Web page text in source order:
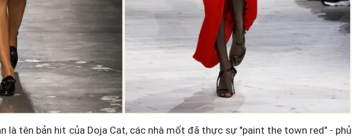
là tên bản hit của Doja Cat, các nhà mốt đã thực sự "paint the town red" - phủ